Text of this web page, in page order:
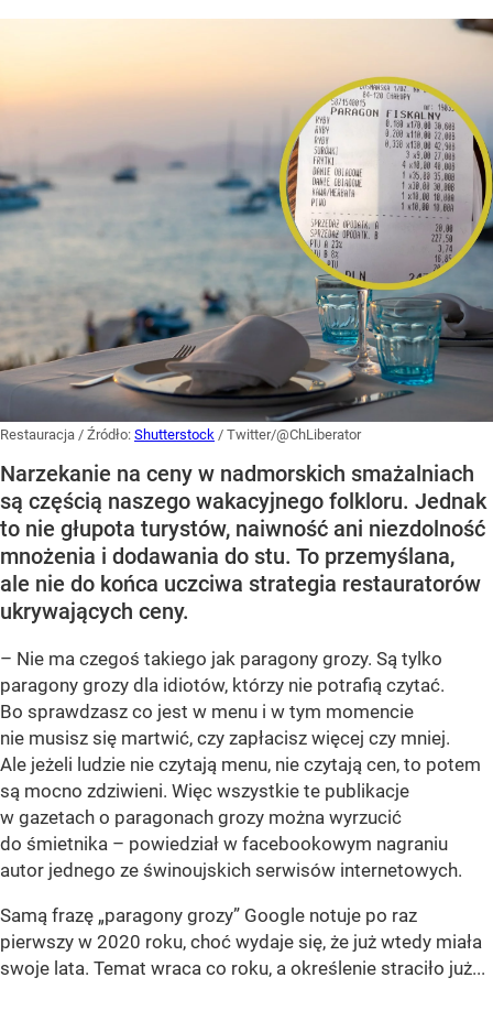
Restauracja / Źródło: Shutterstock / Twitter/@ChLiberator
Narzekanie na ceny w nadmorskich smażalniach
są częścią naszego wakacyjnego folkloru. Jednak
to nie głupota turystów, naiwność ani niezdolność
mnożenia i dodawania do stu. To przemyślana,
ale nie do końca uczciwa strategia restauratorów
ukrywających ceny.
– Nie ma czegoś takiego jak paragony grozy. Są tylko
paragony grozy dla idiotów, którzy nie potrafią czytać.
Bo sprawdzasz co jest w menu i w tym momencie
nie musisz się martwić, czy zapłacisz więcej czy mniej.
Ale jeżeli ludzie nie czytają menu, nie czytają cen, to potem
są mocno zdziwieni. Więc wszystkie te publikacje
w gazetach o paragonach grozy można wyrzucić
do śmietnika – powiedział w facebookowym nagraniu
autor jednego ze świnoujskich serwisów internetowych.
Samą frazę „paragony grozy” Google notuje po raz
pierwszy w 2020 roku, choć wydaje się, że już wtedy miała
swoje lata. Temat wraca co roku, a określenie straciło już...